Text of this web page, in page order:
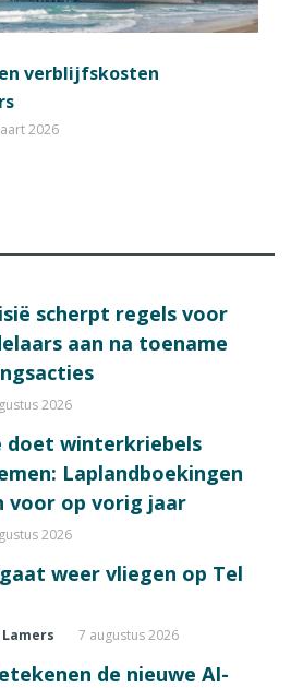
verblijfskosten
2026
scherpt regels voor
aan na toename
2026
doet winterkriebels
Laplandboekingen
voor op vorig jaar
2026
weer vliegen op Tel
7 augustus 2026
de nieuwe AI-